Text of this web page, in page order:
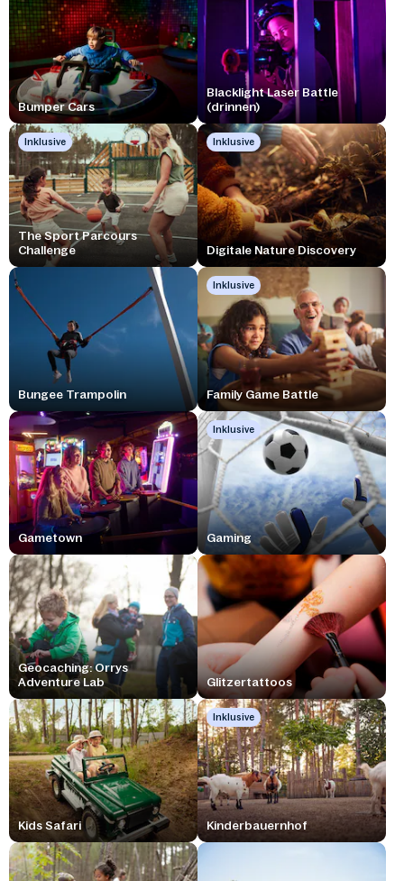
Bumper Cars
Blacklight Laser Battle
(drinnen)
Inklusive
The Sport Parcours
Challenge
Inklusive
Digitale Nature Discovery
Bungee Trampolin
Inklusive
Family Game Battle
Gametown
Inklusive
Gaming
Geocaching: Orrys
Adventure Lab
Glitzertattoos
Kids Safari
Inklusive
Kinderbauernhof